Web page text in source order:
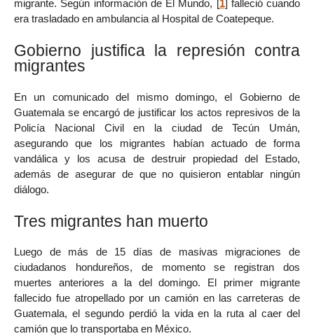
migrante. Según información de El Mundo, [1] falleció cuando
era trasladado en ambulancia al Hospital de Coatepeque.
Gobierno justifica la represión contra
migrantes
En un comunicado del mismo domingo, el Gobierno de
Guatemala se encargó de justificar los actos represivos de la
Policía Nacional Civil en la ciudad de Tecún Umán,
asegurando que los migrantes habían actuado de forma
vandálica y los acusa de destruir propiedad del Estado,
además de asegurar de que no quisieron entablar ningún
diálogo.
Tres migrantes han muerto
Luego de más de 15 días de masivas migraciones de
ciudadanos hondureños, de momento se registran dos
muertes anteriores a la del domingo. El primer migrante
fallecido fue atropellado por un camión en las carreteras de
Guatemala, el segundo perdió la vida en la ruta al caer del
camión que lo transportaba en México.